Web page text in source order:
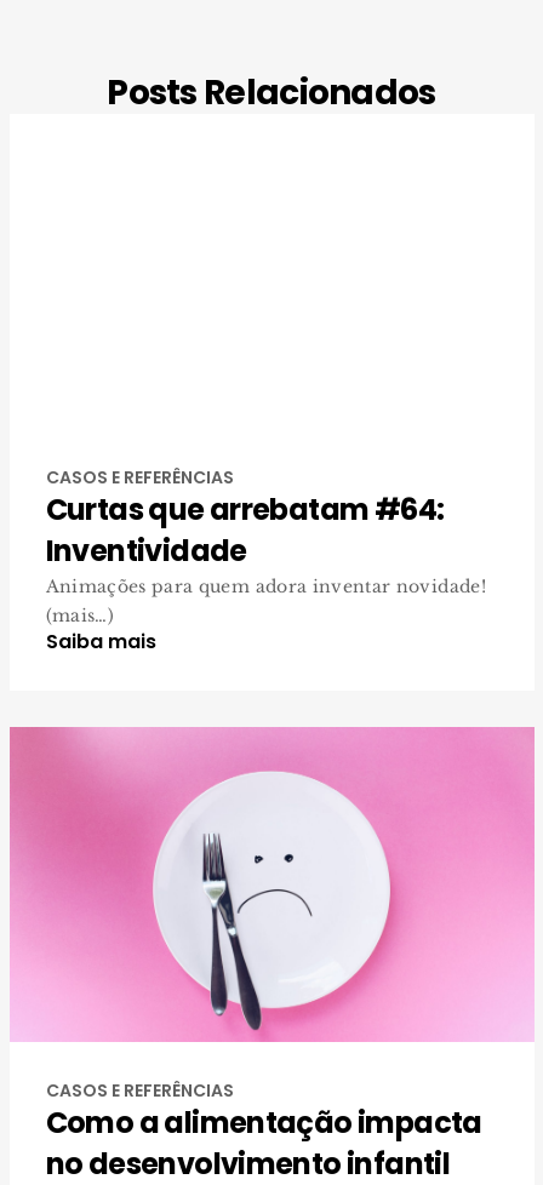
Posts Relacionados
CASOS E REFERÊNCIAS
Curtas que arrebatam #64:
Inventividade
Animações para quem adora inventar novidade!
(mais…)
Saiba mais
CASOS E REFERÊNCIAS
Como a alimentação impacta
no desenvolvimento infantil